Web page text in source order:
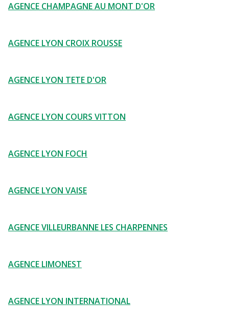
AGENCE CHAMPAGNE AU MONT D'OR
AGENCE LYON CROIX ROUSSE
AGENCE LYON TETE D'OR
AGENCE LYON COURS VITTON
AGENCE LYON FOCH
AGENCE LYON VAISE
AGENCE VILLEURBANNE LES CHARPENNES
AGENCE LIMONEST
AGENCE LYON INTERNATIONAL